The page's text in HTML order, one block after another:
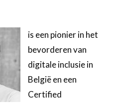
is een pionier in het
bevorderen van
digitale inclusie in
België en een
Certified